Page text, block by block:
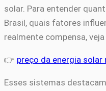
solar. Para entender
Brasil, quais fatores
realmente compensa,
👉 preço da energia solar
Esses sistemas